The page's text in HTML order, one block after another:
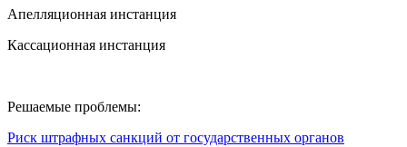
Апелляционная инстанция
Кассационная инстанция
Решаемые проблемы:
Риск штрафных санкций от государственных органов